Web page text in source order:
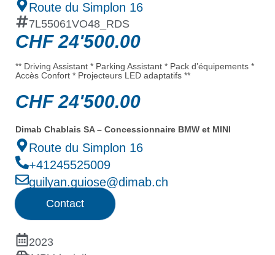
Route du Simplon 16
7L55061VO48_RDS
CHF24'500.00
** Driving Assistant * Parking Assistant * Pack d’équipements *
Accès Confort * Projecteurs LED adaptatifs **
CHF24'500.00
Dimab Chablais SA – Concessionnaire BMW et MINI
Route du Simplon 16
+41245525009
guilyan.guiose@dimab.ch
Contact
2023